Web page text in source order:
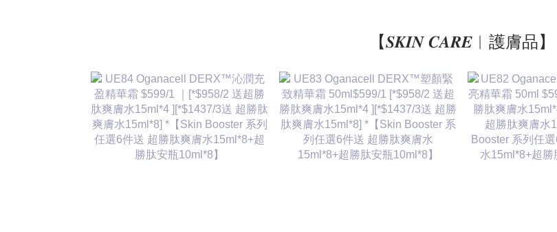
【𝑺𝑲𝑰𝑵 𝑪𝑨𝑹𝑬︱護膚品】